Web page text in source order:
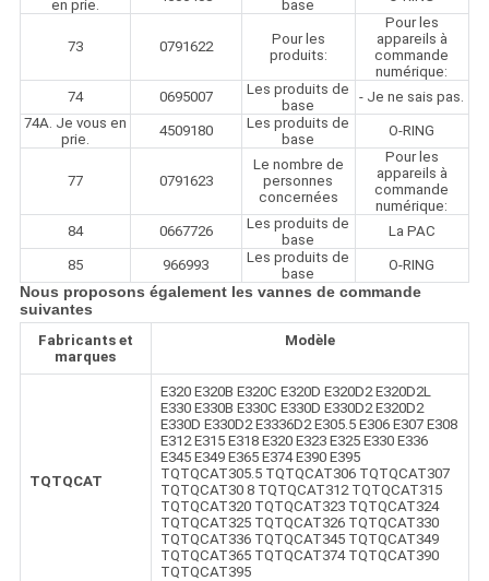
en prie.
base
73 0791622
Pour les
produits:
Pour les
appareils à
commande
numérique:
74
0695007
Les produits de
base
- Je ne sais pas.
74A. Je vous en
prie.
4509180
Les produits de
base
O-RING
77 0791623
Le nombre de
personnes
concernées
Pour les
appareils à
commande
numérique:
84
0667726
Les produits de
base
La PAC
85 966993
Les produits de
base
O-RING
Nous proposons également les vannes de commande
suivantes
Fabricants et
marques
Modèle
TQTQCAT
E320 E320B E320C E320D E320D2 E320D2L
E330 E330B E330C E330D E330D2 E320D2
E330D E330D2 E3336D2 E305.5 E306 E307 E308
E312 E315 E318 E320 E323 E325 E330 E336
E345 E349 E365 E374 E390 E395
TQTQCAT305.5 TQTQCAT306 TQTQCAT307
TQTQCAT30 8 TQTQCAT312 TQTQCAT315
TQTQCAT320 TQTQCAT323 TQTQCAT324
TQTQCAT325 TQTQCAT326 TQTQCAT330
TQTQCAT336 TQTQCAT345 TQTQCAT349
TQTQCAT365 TQTQCAT374 TQTQCAT390
TQTQCAT395